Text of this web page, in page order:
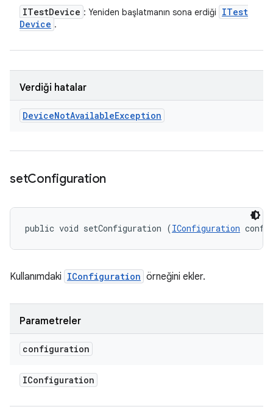
ITestDevice : Yeniden başlatmanın sona erdiği
ITest
Device .
Verdiği hatalar
DeviceNotAvailableException
setConfiguration
public void setConfiguration (IConfiguration
Kullanımdaki IConfiguration örneğini ekler.
Parametreler
configuration
IConfiguration